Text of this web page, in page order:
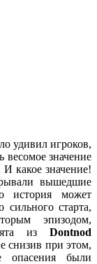
удивил игроков,
весомое значение
какое значение!
вышедшие
история может
сильного старта,
эпизодом,
из Dontnod
снизив при этом,
опасения были